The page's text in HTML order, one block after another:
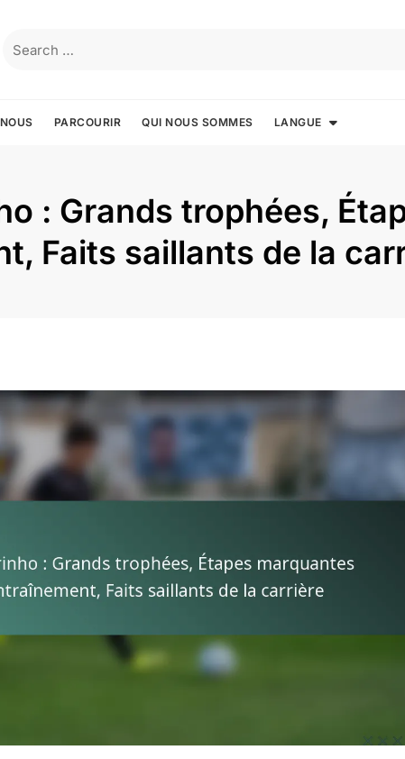
for:
PARCOURIR QUI NOUS SOMMES LANGUE
: Grands trophées,
Faits saillants de la